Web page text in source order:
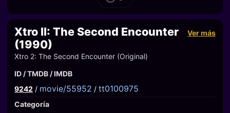
Xtro II: The Second Encounter
(1990)
Ver más
Xtro 2: The Second Encounter (Original)
ID / TMDB / IMDB
9242 / movie/55952 / tt0100975
Categoría